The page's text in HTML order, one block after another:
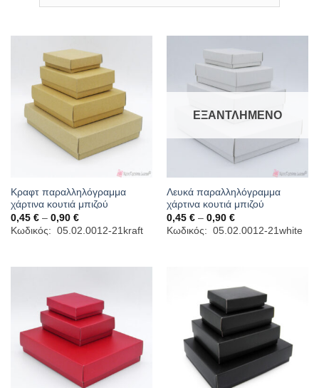
Κραφτ παραλληλόγραμμα
χάρτινα κουτιά μπιζού
0,45 € – 0,90 €Price
range:
0,45 €
Κωδικός: 05.02.0012-21kraft
ΕΞΑΝΤΛΗΜΈΝΟ
Λευκά παραλληλόγραμμα
χάρτινα κουτιά μπιζού
0,45 € – 0,90 €Price
range:
0,45 €
Κωδικός: 05.02.0012-21white